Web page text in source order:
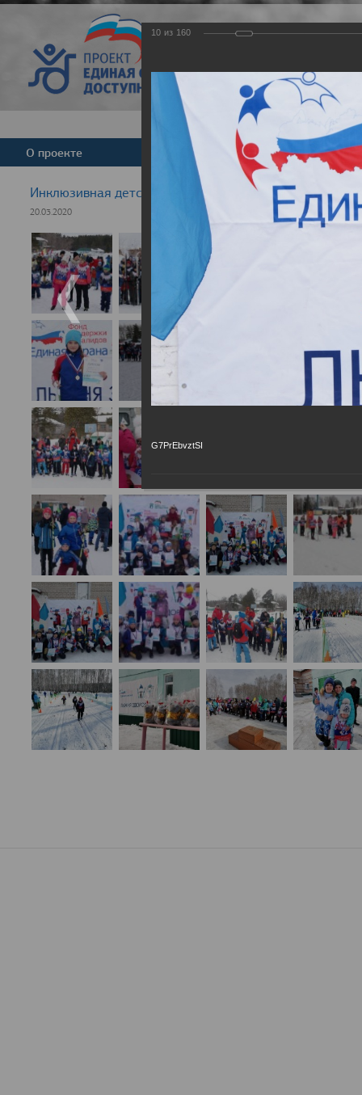
Версия для
О проекте Новости
Инклюзивная детская гонка "Лыжня здоровья" 2020
20.03.2020
10 из 160
G7PrEbvztSI